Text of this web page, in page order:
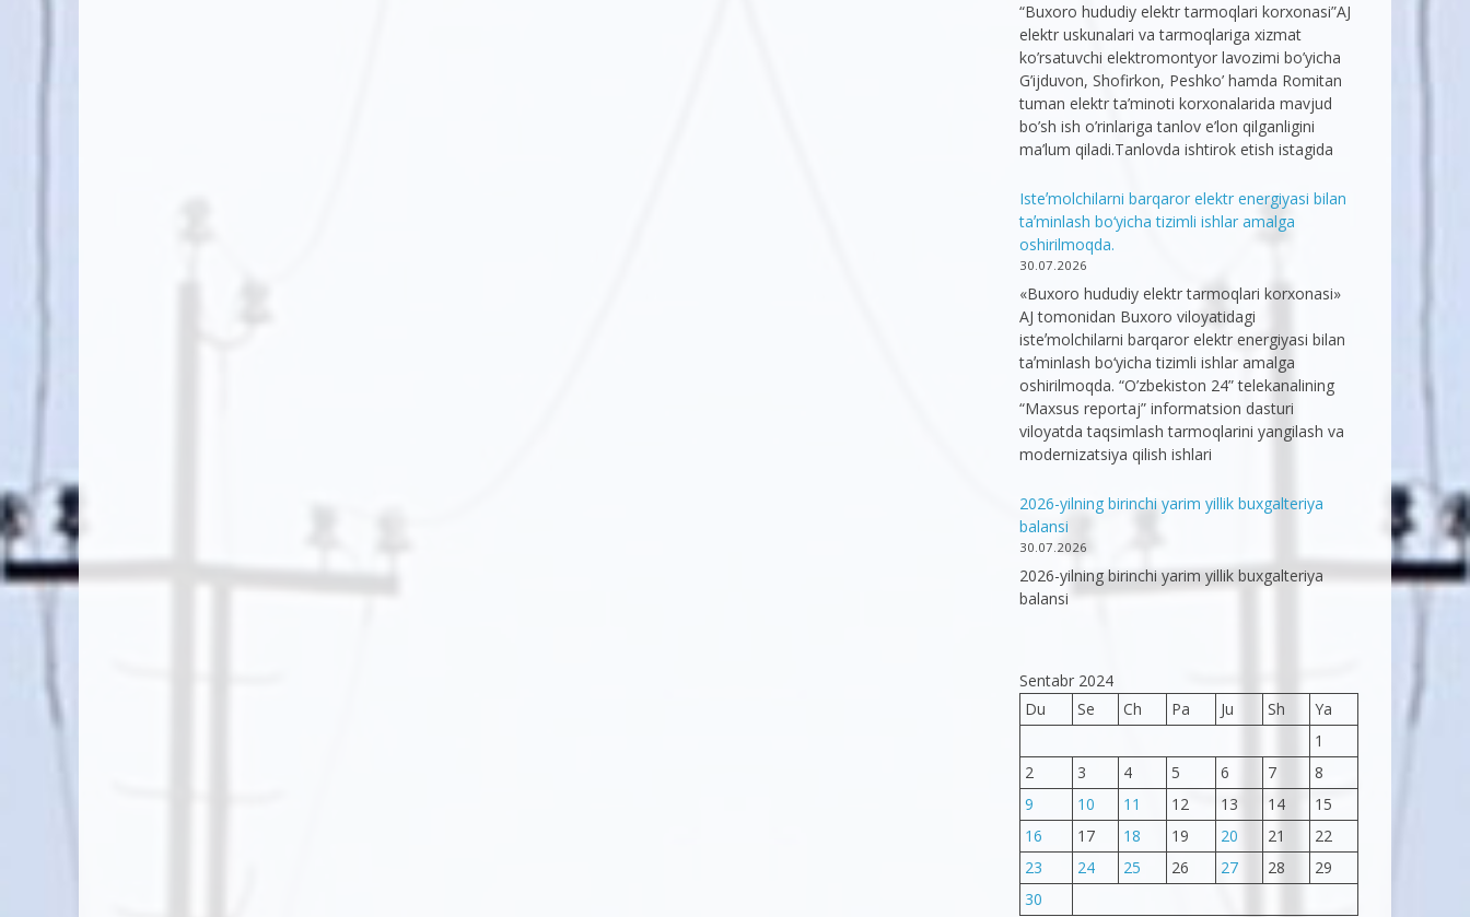
“Buxoro hududiy elektr tarmoqlari korxonasi”AJ
elektr uskunalari va tarmoqlariga xizmat
ko’rsatuvchi elektromontyor lavozimi bo’yicha
G’ijduvon, Shofirkon, Peshko’ hamda Romitan
tuman elektr ta’minoti korxonalarida mavjud
bo’sh ish o’rinlariga tanlov e’lon qilganligini
ma’lum qiladi.Tanlovda ishtirok etish istagida
Isteʼmolchilarni barqaror elektr energiyasi bilan
taʼminlash bo‘yicha tizimli ishlar amalga
oshirilmoqda.
30.07.2026
«Buxoro hududiy elektr tarmoqlari korxonasi»
AJ tomonidan Buxoro viloyatidagi
isteʼmolchilarni barqaror elektr energiyasi bilan
taʼminlash bo‘yicha tizimli ishlar amalga
oshirilmoqda. “O’zbekiston 24” telekanalining
“Maxsus reportaj” informatsion dasturi
viloyatda taqsimlash tarmoqlarini yangilash va
modernizatsiya qilish ishlari
2026-yilning birinchi yarim yillik buxgalteriya
balansi
30.07.2026
2026-yilning birinchi yarim yillik buxgalteriya
balansi
Sentabr 2024
Du
Se Ch Pa Ju Sh
Ya
1
2
3 4 5 6 7
8
9
10 11 12 13 14
15
16
17 18 19 20 21
22
23
24 25 26 27 28
29
30